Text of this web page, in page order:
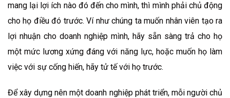
mang lại lợi ích nào đó đến cho mình, thì mình phải chủ động
cho họ điều đó trước. Ví như chúng ta muốn nhân viên tạo ra
lợi nhuận cho doanh nghiệp mình, hãy sẵn sàng trả cho họ
một mức lương xứng đáng với năng lực, hoặc muốn họ làm
việc với sự cống hiến, hãy tử tế với họ trước.
Để xây dựng nên một doanh nghiệp phát triển, mỗi người chủ